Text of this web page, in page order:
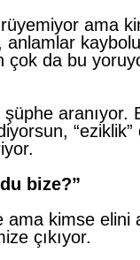
ama
anlamlar
çok da bu
aranıyor.
bize?”
ama kimse elini
çıkıyor.